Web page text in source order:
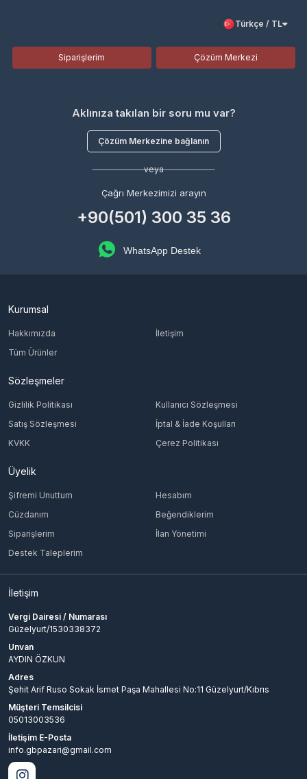
Türkçe / TL
Siparişlerim Çözüm Merkezi
Aklınıza takılan bir soru mu var?
Çözüm Merkezine bağlanın
veya
Çağrı Merkezimizi arayın
+90(501) 300 35 36
WhatsApp Destek
Kurumsal
Hakkımızda
İletişim
Tüm Ürünler
Sözleşmeler
Gizlilik Politikası
Kullanıcı Sözleşmesi
Satış Sözleşmesi
İptal & İade Koşulları
KVKK
Çerez Politikası
Üyelik
Şifremi Unuttum
Hesabım
Cüzdanım
Beğendiklerim
Siparişlerim
İlan Yönetimi
Destek Taleplerim
İletişim
Vergi Dairesi / Numarası
Güzelyurt/1530338372
Unvan
AYDIN ÖZKUN
Adres
Şehit Arif Ruso Sokak İsmet Paşa Mahallesi No:11 Güzelyurt/Kıbrıs
Müşteri Temsilcisi
05013003536
İletişim E-Posta
info.gbpazari@gmail.com